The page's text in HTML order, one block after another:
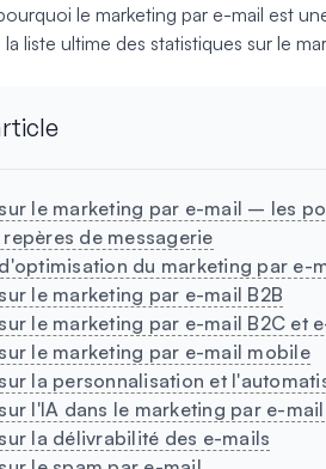
le marketing par e-mail est
liste ultime des statistiques sur le
le marketing par e-mail – les
de messagerie
du marketing par e-
le marketing par e-mail B2B
le marketing par e-mail B2C et
le marketing par e-mail mobile
la personnalisation et
l'IA dans le marketing par e-mail
la délivrabilité des e-mails